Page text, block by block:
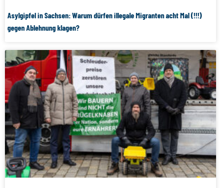
Asylgipfel in Sachsen: Warum dürfen illegale Migranten acht Mal (!!!)
gegen Ablehnung klagen?